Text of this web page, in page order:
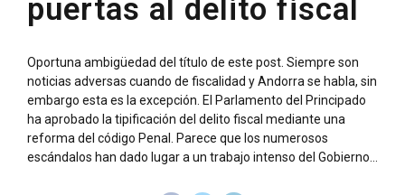
puertas al delito fiscal
Oportuna ambigüedad del título de este post. Siempre son
noticias adversas cuando de fiscalidad y Andorra se habla, sin
embargo esta es la excepción. El Parlamento del Principado
ha aprobado la tipificación del delito fiscal mediante una
reforma del código Penal. Parece que los numerosos
escándalos han dado lugar a un trabajo intenso del Gobierno...